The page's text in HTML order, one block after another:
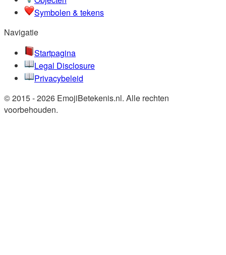
Symbolen & tekens
Navigatie
Startpagina
Legal Disclosure
Privacybeleid
© 2015 - 2026 EmojiBetekenis.nl. Alle rechten
voorbehouden.